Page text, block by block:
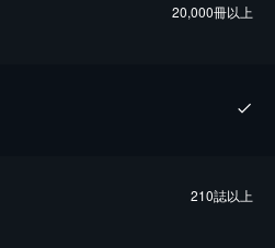
20,000冊以上
210誌以上